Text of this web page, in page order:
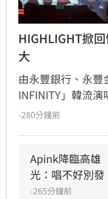
HIGHLIGHT掀
大
由永豐銀行、永豐
INFINITY」韓流
力開唱，集結
熱情應援，尖叫
HIGHLIGHT壓軸
潮。
-280分鐘前
Apink降臨高雄
光：唱不好別發
-265分鐘前